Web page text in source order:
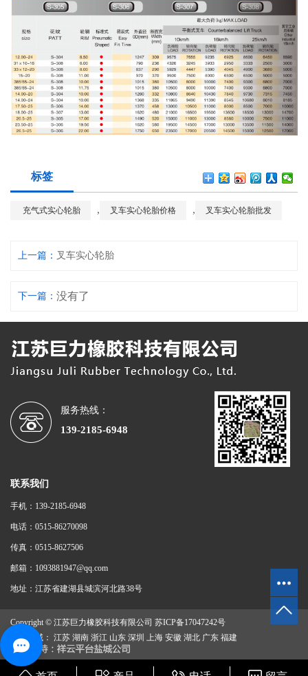
标签
充气式实心轮胎 , 叉车实心轮胎价格 , 叉车实心轮胎批发
上一篇： 叉车实心轮胎
下一篇： 没有了
服务热线：
139-2185-6948
联系我们
手机：139-2185-6948
电话：0515-86270098
传真：0515-8627506
邮箱：1093881947@qq.com
地址：江苏省建湖县城滨河北路38号
Copyright © 江苏巨力橡胶科技有限公司 苏ICP备17047242号
主营区域： 江苏 湖南 浙江 山东 深圳 上海 安徽 湖北 广东 福建